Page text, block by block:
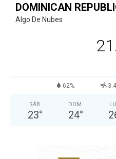
DOMINICAN
Algo De Nubes
62%
SÁB
23°
DOM
24°